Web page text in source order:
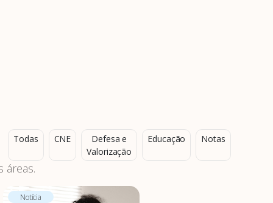
Todas CNE
Defesa e
Valorização
Educação Notas
áreas.
Notícia